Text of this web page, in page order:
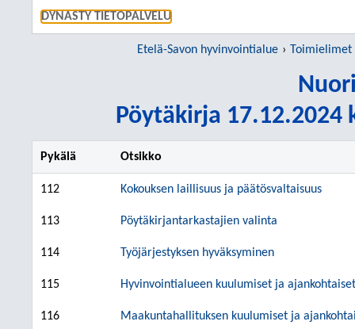
DYNASTY TIETOPALVELU
Etelä-Savon hyvinvointialue Toimielimet
Pöytäkirja 17.12.2024
Pykälä Otsikko
112 Kokouksen laillisuus ja päätösvaltaisuus
113 Pöytäkirjantarkastajien valinta
114 Työjärjestyksen hyväksyminen
115 Hyvinvointialueen kuulumiset ja
116 Maakuntahallituksen kuulumiset ja